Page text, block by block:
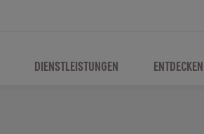
DIENSTLEISTUNGEN ENTDECKEN